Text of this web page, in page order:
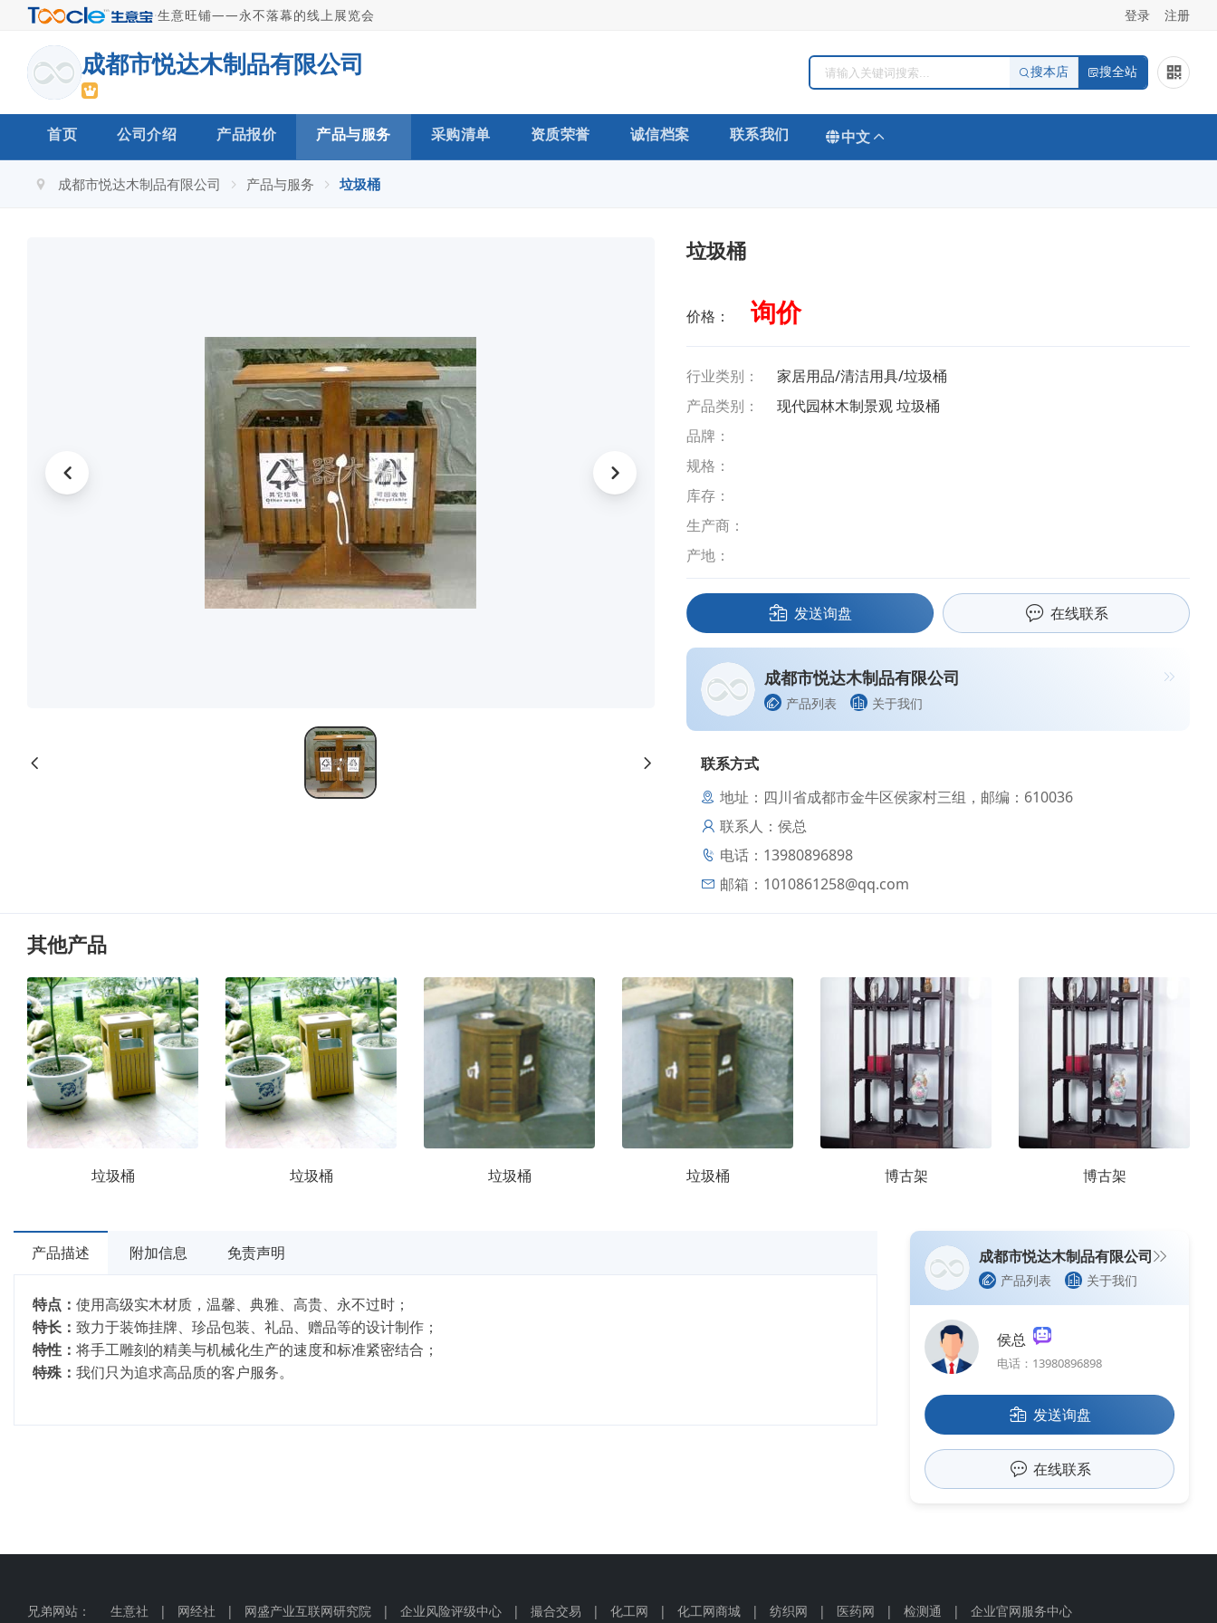
·生意旺铺——永不落幕的线上展览会 登录 注册
成都市悦达木制品有限公司 搜本店 搜全站
首页 公司介绍 产品报价 产品与服务 采购清单 资质荣誉 诚信档案 联系我们 中文
成都市悦达木制品有限公司 产品与服务 垃圾桶
垃圾桶
价格： 询价
行业类别：
家居用品/清洁用具/垃圾桶
产品类别：
现代园林木制景观 垃圾桶
品牌：
规格：
库存：
生产商：
产地：
发送询盘 在线联系
成都市悦达木制品有限公司
产品列表 关于我们
联系方式
地址：四川省成都市金牛区侯家村三组，邮编：610036
联系人：侯总
电话：13980896898
邮箱： 1010861258@qq.com
其他产品
垃圾桶 垃圾桶 垃圾桶 垃圾桶 博古架 博古架
产品描述 附加信息 免责声明
特点： 使用高级实木材质，温馨、典雅、高贵、永不过时；
特长： 致力于装饰挂牌、珍品包装、礼品、赠品等的设计制作；
特性： 将手工雕刻的精美与机械化生产的速度和标准紧密结合；
特殊： 我们只为追求高品质的客户服务。
成都市悦达木制品有限公司
产品列表 关于我们
侯总
电话：13980896898
发送询盘
在线联系
兄弟网站： 生意社 | 网经社 | 网盛产业互联网研究院 | 企业风险评级中心 | 撮合交易 | 化工网 | 化工网商城 | 纺织网 | 医药网 | 检测通 | 企业官网服务中心